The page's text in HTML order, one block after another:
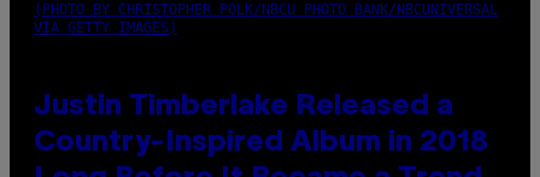
(PHOTO BY CHRISTOPHER POLK/NBCU PHOTO BANK/NBCUNIVERSAL
VIA GETTY IMAGES)
Justin Timberlake Released a
Country-Inspired Album in 2018